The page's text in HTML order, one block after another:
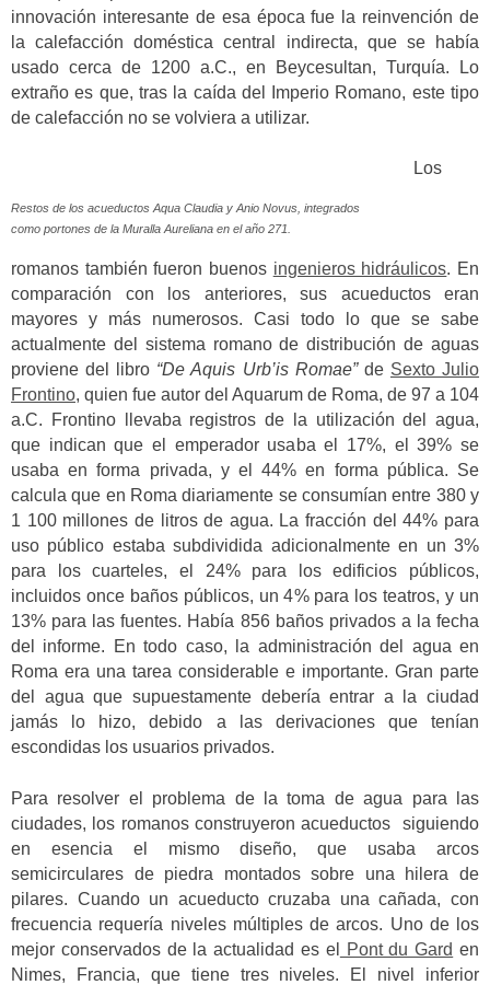
innovación interesante de esa época fue la reinvención de
la calefacción doméstica central indirecta, que se había
usado cerca de 1200 a.C., en Beycesultan, Turquía. Lo
extraño es que, tras la caída del Imperio Romano, este tipo
de calefacción no se volviera a utilizar.
Restos de los acueductos Aqua Claudia y Anio Novus, integrados
como portones de la Muralla Aureliana en el año 271.
Los
romanos también fueron buenos ingenieros hidráulicos. En
comparación con los anteriores, sus acueductos eran
mayores y más numerosos. Casi todo lo que se sabe
actualmente del sistema romano de distribución de aguas
proviene del libro “De Aquis Urb’is Romae”de Sexto Julio
Frontino, quien fue autor del Aquarum de Roma, de 97 a 104
a.C. Frontino llevaba registros de la utilización del agua,
que indican que el emperador usaba el 17%, el 39% se
usaba en forma privada, y el 44% en forma pública. Se
calcula que en Roma diariamente se consumían entre 380 y
1 100 millones de litros de agua. La fracción del 44% para
uso público estaba subdividida adicionalmente en un 3%
para los cuarteles, el 24% para los edificios públicos,
incluidos once baños públicos, un 4% para los teatros, y un
13% para las fuentes. Había 856 baños privados a la fecha
del informe. En todo caso, la administración del agua en
Roma era una tarea considerable e importante. Gran parte
del agua que supuestamente debería entrar a la ciudad
jamás lo hizo, debido a las derivaciones que tenían
escondidas los usuarios privados.
Para resolver el problema de la toma de agua para las
ciudades, los romanos construyeron acueductos siguiendo
en esencia el mismo diseño, que usaba arcos
semicirculares de piedra montados sobre una hilera de
pilares. Cuando un acueducto cruzaba una cañada, con
frecuencia requería niveles múltiples de arcos. Uno de los
mejor conservados de la actualidad es el
Pont du Gard en
Nimes, Francia, que tiene tres niveles. El nivel inferior